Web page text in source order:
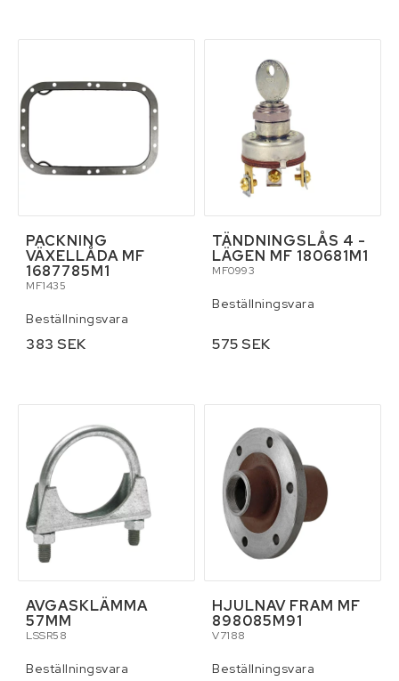
Reservdelar för traktor
Skottkärror, vagnar och palltruckar
Skydd och säkerhet
Smörjmedel
Stegar och byggställningar
Tillbehör
Verktyg
Pressning av hydraulslang
Kontaktformulär
Villkor & info
PACKNING
VÄXELLÅDA MF
1687785M1
MF1435
Beställningsvara
383 SEK
TÄNDNINGSLÅS 4 -
LÄGEN MF 180681M1
MF0993
Beställningsvara
575 SEK
AVGASKLÄMMA
57MM
LSSR58
Beställningsvara
HJULNAV FRAM MF
898085M91
V7188
Beställningsvara